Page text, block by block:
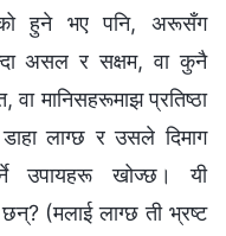
हुने भए पनि, अरूसँग
असल र सक्षम, वा कुनै
वा मानिसहरूमाझ प्रतिष्ठा
लाग्छ र उसले दिमाग
उपायहरू खोज्छ। यी
(मलाई लाग्छ ती भ्रष्ट